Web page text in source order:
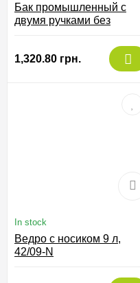
Бак промышленный с
двумя ручками без
1,320.80 грн.
In stock
Ведро с носиком 9 л,
42/09-N